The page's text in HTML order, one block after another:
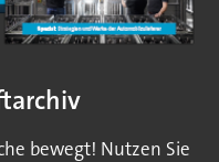
bewegt! Nutzen Sie